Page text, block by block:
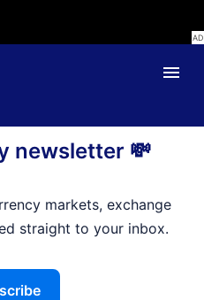
newsletter 💸
markets, exchange
straight to your inbox.